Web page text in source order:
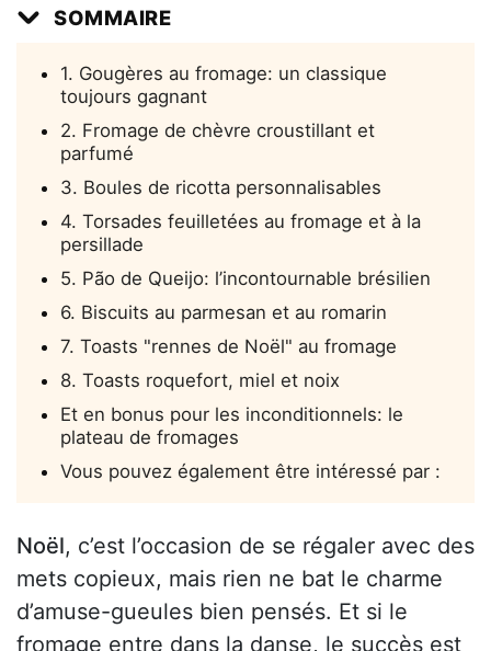
SOMMAIRE
1. Gougères au fromage: un classique
toujours gagnant
2. Fromage de chèvre croustillant et
parfumé
3. Boules de ricotta personnalisables
4. Torsades feuilletées au fromage et à la
persillade
5. Pão de Queijo: l’incontournable brésilien
6. Biscuits au parmesan et au romarin
7. Toasts "rennes de Noël" au fromage
8. Toasts roquefort, miel et noix
Et en bonus pour les inconditionnels: le
plateau de fromages
Vous pouvez également être intéressé par :
Noël, c’est l’occasion de se régaler avec des
mets copieux, mais rien ne bat le charme
d’amuse-gueules bien pensés. Et si le
fromage entre dans la danse, le succès est